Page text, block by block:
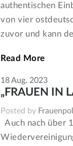
authentischen
von vier
zuvor und kann
Read More
18Aug. 2023
„FRAUEN IN
Posted by
Auch nach über